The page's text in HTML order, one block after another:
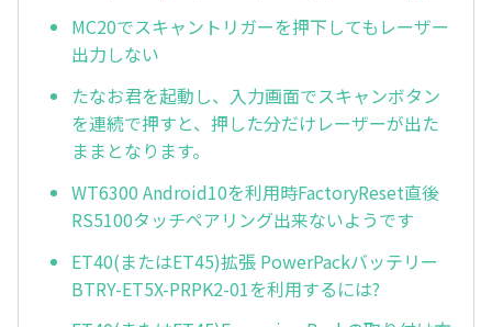
MC20でスキャントリガーを押下してもレーザー
出力しない
たなお君を起動し、入力画面でスキャンボタン
を連続で押すと、押した分だけレーザーが出た
ままとなります。
WT6300 Android10を利用時FactoryReset直後
RS5100タッチペアリング出来ないようです
ET40(またはET45)拡張 PowerPackバッテリー
BTRY-ET5X-PRPK2-01を利用するには?